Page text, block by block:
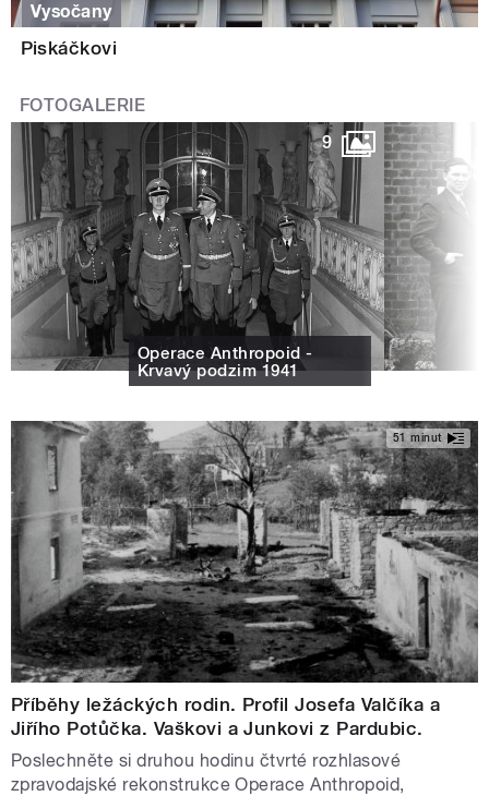
Vysočany
Piskáčkovi
FOTOGALERIE
9
Operace Anthropoid -
Krvavý podzim 1941
51 minut
Příběhy ležáckých rodin. Profil Josefa Valčíka a
Jiřího Potůčka. Vaškovi a Junkovi z Pardubic.
Poslechněte si druhou hodinu čtvrté rozhlasové
zpravodajské rekonstrukce Operace Anthropoid,